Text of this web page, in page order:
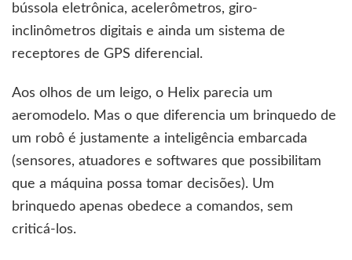
bússola eletrônica, acelerômetros, giro-
inclinômetros digitais e ainda um sistema de
receptores de GPS diferencial.
Aos olhos de um leigo, o Helix parecia um
aeromodelo. Mas o que diferencia um brinquedo de
um robô é justamente a inteligência embarcada
(sensores, atuadores e softwares que possibilitam
que a máquina possa tomar decisões). Um
brinquedo apenas obedece a comandos, sem
criticá-los.